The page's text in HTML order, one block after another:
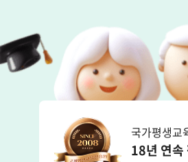
국가평생교
18년 연속